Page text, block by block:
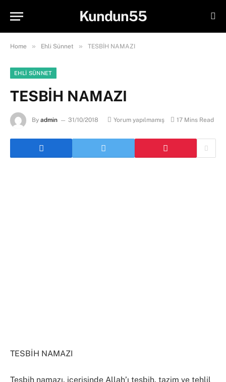
Kundun55
Home » Ehli Sünnet » TESBİH NAMAZI
EHLI SÜNNET
TESBİH NAMAZI
By admin 31/10/2018 Yorum yapılmamış 17 Mins Read
TESBİH NAMAZI
Tesbih namazı, içerisinde Allah’ı tesbih, tazim ve tehlil